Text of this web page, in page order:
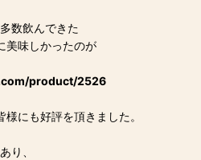
数飲んできた
美味しかったのが
product/2526
にも好評を頂きました。
り、